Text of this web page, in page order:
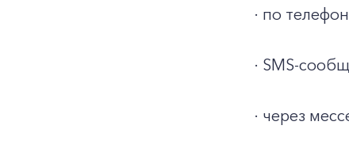
· по
· SMS-
· через